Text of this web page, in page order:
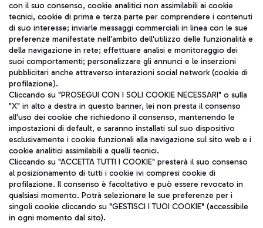
TRAVEL JOURNAL
ITA
Aeroporti di Roma S.p.A. - Società soggetta a direzione e
coordinamento di Mundys S.p.A.
Codice fiscale e Registro delle Imprese di Roma 13032990155 P.
IVA 06572251004
Capitale sociale 62.224.743,00 int. vers.
Sede legale: Via Pier Paolo Racchetti 1 - 00054 Fiumicino (RM)
telefono +39 06 65951
con il suo consenso, cookie analitici non assimilabili ai cookie
tecnici, cookie di prima e terza parte per comprendere i contenuti
di suo interesse; inviarle messaggi commerciali in linea con le sue
preferenze manifestate nell'ambito dell'utilizzo delle funzionalità e
della navigazione in rete; effettuare analisi e monitoraggio dei
suoi comportamenti; personalizzare gli annunci e le inserzioni
pubblicitari anche attraverso interazioni social network (cookie di
profilazione).
Cliccando su "PROSEGUI CON I SOLI COOKIE NECESSARI" o sulla
"X" in alto a destra in questo banner, lei non presta il consenso
all'uso dei cookie che richiedono il consenso, mantenendo le
impostazioni di default, e saranno installati sul suo dispositivo
esclusivamente i cookie funzionali alla navigazione sul sito web e i
cookie analitici assimilabili a quelli tecnici.
Cliccando su "ACCETTA TUTTI I COOKIE" presterà il suo consenso
al posizionamento di tutti i cookie ivi compresi cookie di
profilazione. Il consenso è facoltativo e può essere revocato in
qualsiasi momento. Potrà selezionare le sue preferenze per i
singoli cookie cliccando su "GESTISCI I TUOI COOKIE" (accessibile
in ogni momento dal sito).